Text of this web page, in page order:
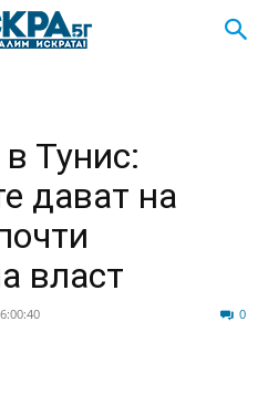
Тунис:
дават на
власт
0